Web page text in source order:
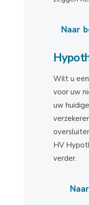
Naar
Wilt u
voor uw
uw
HV
verder.